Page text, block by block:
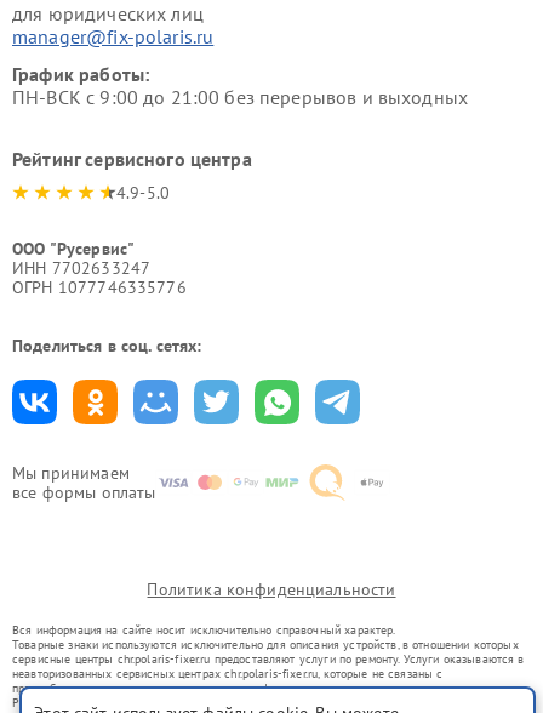
Мы принимаем
все формы оплаты
для юридических лиц
manager@fix-polaris.ru
График работы:
ПН-ВСК с 9:00 до 21:00 без перерывов и выходных
Рейтинг сервисного центра
4.9-5.0
ООО "Русервис"
ИНН 7702633247
ОГРН 1077746335776
Поделиться в соц. сетях:
Политика конфиденциальности
Вся информация на сайте носит исключительно справочный характер.
Товарные знаки используются исключительно для описания устройств, в отношении которых
сервисные центры chr.polaris-fixer.ru предоставляют услуги по ремонту. Услуги оказываются в
неавторизованных сервисных центрах chr.polaris-fixer.ru, которые не связаны с
правообладателями товарных знаков или их официальными представителями.
Ремонт осуществляется для устройств, уже введенных в гражданский оборот в соответствии